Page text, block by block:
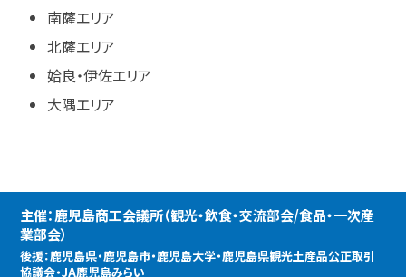
南薩エリア
北薩エリア
姶良・伊佐エリア
大隅エリア
主催：鹿児島商工会議所（観光・飲食・交流部会/食品・一次産
業部会）
後援：鹿児島県・鹿児島市・鹿児島大学・鹿児島県観光土産品公正取引
協議会・JA鹿児島みらい